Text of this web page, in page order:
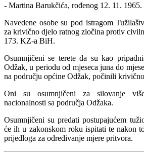
- Martina Barukčića, rođenog 12. 11.
Navedene osobe su pod istragom
za krivično djelo ratnog zločina protiv
173. KZ-a BiH.
Osumnjičeni se terete da su kao
Odžak, u periodu od mjeseca juna do
na području općine Odžak, počinili
Oni su osumnjičeni za silovanje
nacionalnosti sa područja Odžaka.
Osumnjičeni su predati postupajućem
će ih u zakonskom roku ispitati te nakon
prijedloga za određivanje mjere pritvora.